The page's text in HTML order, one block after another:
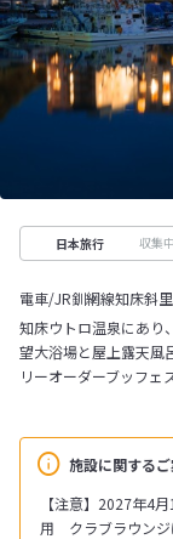
日本旅行 収集中
電車/JR釧網線知床斜
施設に関する
【注意】2027年4
用 クラブラウンジ
知床ウトロ温泉にあり
望大浴場と屋上露天風
リーオーダーブッフェ